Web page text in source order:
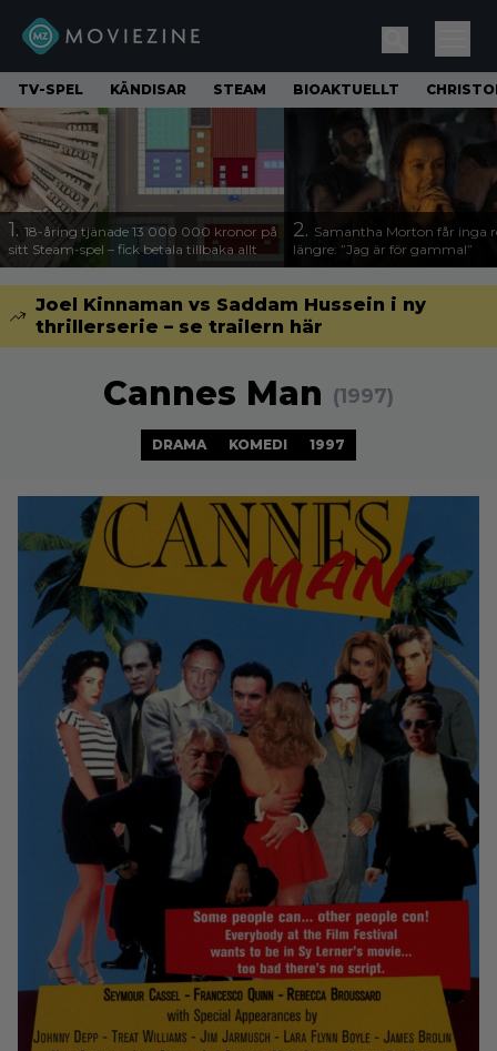
TV-SPEL KÄNDISAR STEAM BIOAKTUELLT
1. 18-åring tjänade 13 000 000 kronor på
sitt Steam-spel – fick betala tillbaka allt
2. Samantha Morton får inga
längre: ”Jag är för gammal”
Joel Kinnaman vs Saddam Hussein i ny
thrillerserie – se trailern här
Cannes Man (1997)
DRAMA KOMEDI 1997